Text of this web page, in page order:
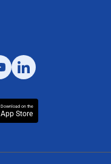
Download on the
App Store